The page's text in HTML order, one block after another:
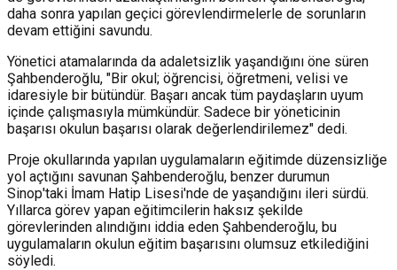
daha sonra yapılan geçici görevlendirmelerle de sorunların
devam ettiğini savundu.
Yönetici atamalarında da adaletsizlik yaşandığını öne süren
Şahbenderoğlu, "Bir okul; öğrencisi, öğretmeni, velisi ve
idaresiyle bir bütündür. Başarı ancak tüm paydaşların uyum
içinde çalışmasıyla mümkündür. Sadece bir yöneticinin
başarısı okulun başarısı olarak değerlendirilemez" dedi.
Proje okullarında yapılan uygulamaların eğitimde düzensizliğe
yol açtığını savunan Şahbenderoğlu, benzer durumun
Sinop'taki İmam Hatip Lisesi'nde de yaşandığını ileri sürdü.
Yıllarca görev yapan eğitimcilerin haksız şekilde
görevlerinden alındığını iddia eden Şahbenderoğlu, bu
uygulamaların okulun eğitim başarısını olumsuz etkilediğini
söyledi.